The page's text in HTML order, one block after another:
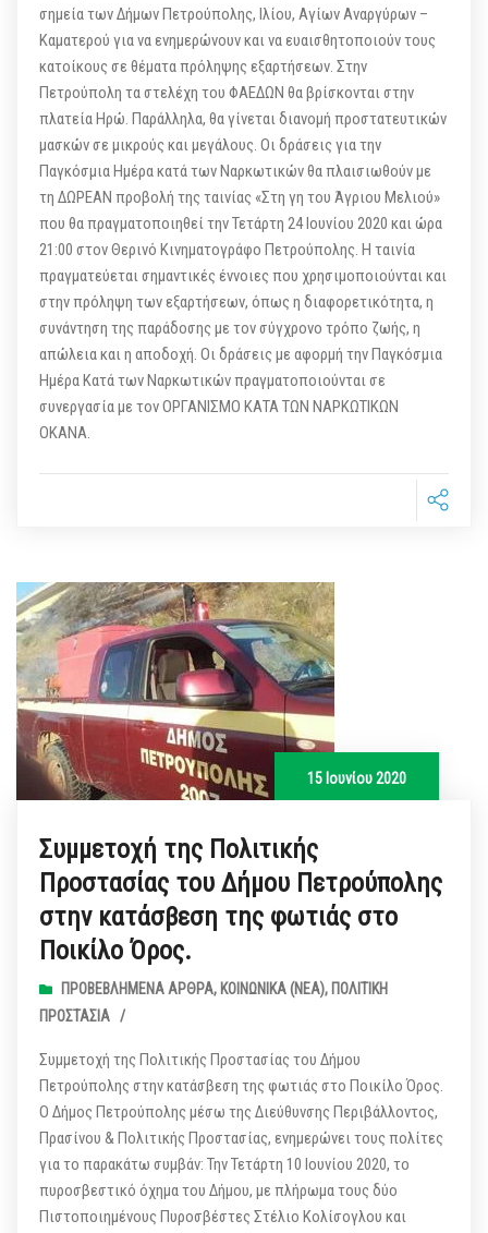
σημεία των Δήμων Πετρούπολης, Ιλίου, Αγίων Αναργύρων –
Καματερού για να ενημερώνουν και να ευαισθητοποιούν τους
κατοίκους σε θέματα πρόληψης εξαρτήσεων. Στην
Πετρούπολη τα στελέχη του ΦΑΕΔΩΝ θα βρίσκονται στην
πλατεία Ηρώ. Παράλληλα, θα γίνεται διανομή προστατευτικών
μασκών σε μικρούς και μεγάλους. Οι δράσεις για την
Παγκόσμια Ημέρα κατά των Ναρκωτικών θα πλαισιωθούν με
τη ΔΩΡΕΑΝ προβολή της ταινίας «Στη γη του Άγριου Μελιού»
που θα πραγματοποιηθεί την Τετάρτη 24 Ιουνίου 2020 και ώρα
21:00 στον Θερινό Κινηματογράφο Πετρούπολης. Η ταινία
πραγματεύεται σημαντικές έννοιες που χρησιμοποιούνται και
στην πρόληψη των εξαρτήσεων, όπως η διαφορετικότητα, η
συνάντηση της παράδοσης με τον σύγχρονο τρόπο ζωής, η
απώλεια και η αποδοχή. Οι δράσεις με αφορμή την Παγκόσμια
Ημέρα Κατά των Ναρκωτικών πραγματοποιούνται σε
συνεργασία με τον ΟΡΓΑΝΙΣΜΟ ΚΑΤΑ ΤΩΝ ΝΑΡΚΩΤΙΚΩΝ
ΟΚΑΝΑ.
15 Ιουνίου 2020
Συμμετοχή της Πολιτικής
Προστασίας του Δήμου Πετρούπολης
στην κατάσβεση της φωτιάς στο
Ποικίλο Όρος.
ΠΡΟΒΕΒΛΗΜΈΝΑ ΆΡΘΡΑ, ΚΟΙΝΩΝΙΚΆ (ΝΕΑ), ΠΟΛΙΤΙΚΉ
ΠΡΟΣΤΑΣΊΑ /
Συμμετοχή της Πολιτικής Προστασίας του Δήμου
Πετρούπολης στην κατάσβεση της φωτιάς στο Ποικίλο Όρος.
Ο Δήμος Πετρούπολης μέσω της Διεύθυνσης Περιβάλλοντος,
Πρασίνου & Πολιτικής Προστασίας, ενημερώνει τους πολίτες
για το παρακάτω συμβάν: Την Τετάρτη 10 Ιουνίου 2020, το
πυροσβεστικό όχημα του Δήμου, με πλήρωμα τους δύο
Πιστοποιημένους Πυροσβέστες Στέλιο Κολίσογλου και